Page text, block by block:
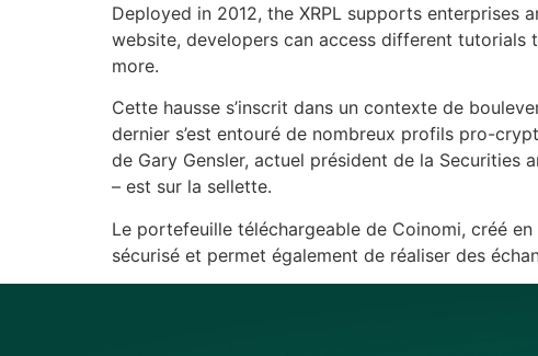
Deployed in 2012, the XRPL supports
website, developers can access different
more.
Cette hausse s’inscrit dans un contexte de
dernier s’est entouré de nombreux profils pro-
de Gary Gensler, actuel président de la Securities
– est sur la sellette.
Le portefeuille téléchargeable de Coinomi, créé en
sécurisé et permet également de réaliser des